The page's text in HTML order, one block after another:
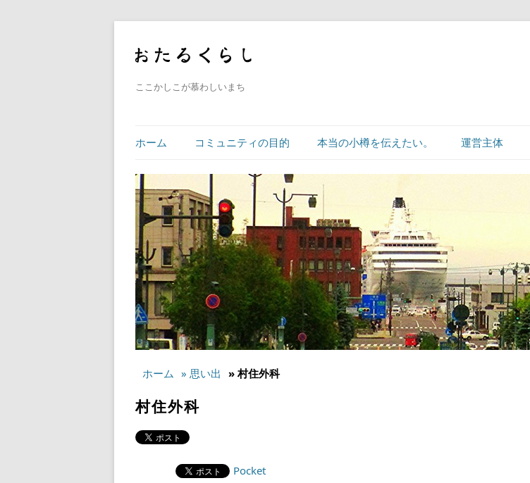
ここかしこが慕わしいまち
ホーム コミュニティの目的 本当の小樽を伝えたい。 運営主体
ホーム » 思い出 » 村住外科
村住外科
Pocket